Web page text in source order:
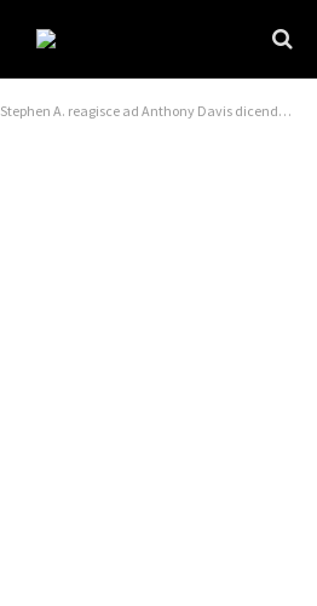
Stephen A. reagisce ad Anthony Davis dicendo che i Lakers hanno bisogno di un altro grande